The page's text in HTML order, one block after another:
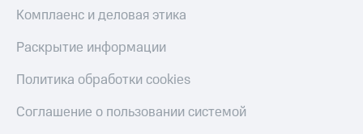
Комплаенс и деловая этика
Раскрытие информации
Политика обработки cookies
Соглашение о пользовании системой